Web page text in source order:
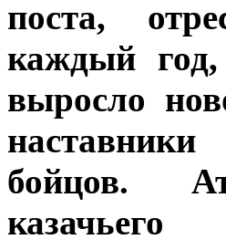
поста,
каждый
выросло
бойцов.